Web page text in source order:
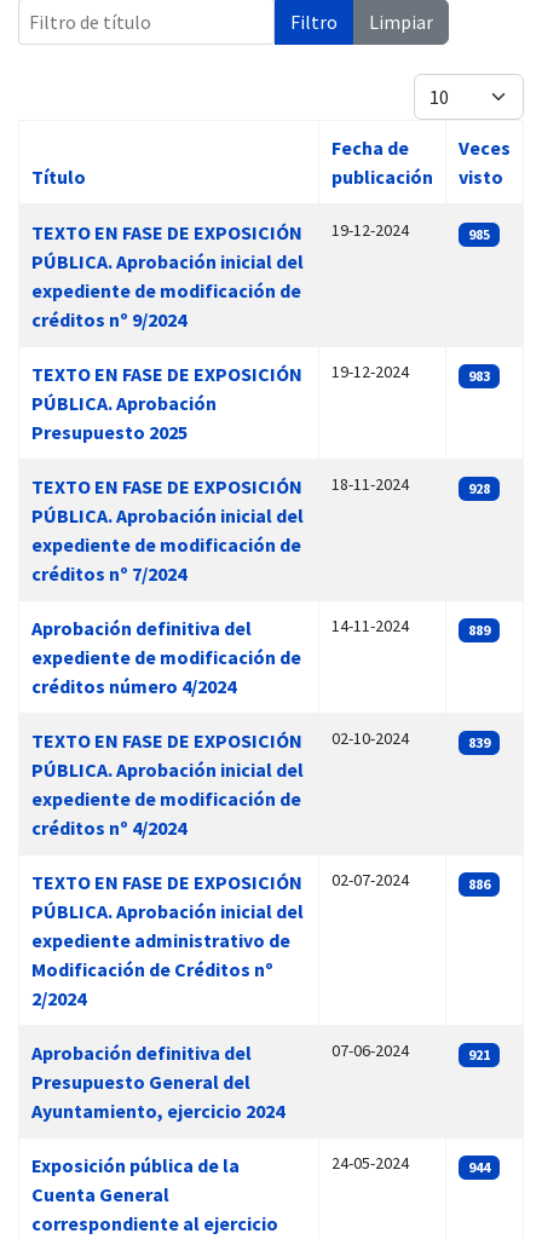
Filtro de título Filtro Limpiar
Cantidad
Título
Fecha de
publicación
Veces
visto
TEXTO EN FASE DE EXPOSICIÓN
PÚBLICA. Aprobación inicial del
expediente de modificación de
créditos nº 9/2024
19-12-2024 985
TEXTO EN FASE DE EXPOSICIÓN
PÚBLICA. Aprobación
Presupuesto 2025
19-12-2024 983
TEXTO EN FASE DE EXPOSICIÓN
PÚBLICA. Aprobación inicial del
expediente de modificación de
créditos nº 7/2024
18-11-2024 928
Aprobación definitiva del
expediente de modificación de
créditos número 4/2024
14-11-2024 889
TEXTO EN FASE DE EXPOSICIÓN
PÚBLICA. Aprobación inicial del
expediente de modificación de
créditos nº 4/2024
02-10-2024 839
TEXTO EN FASE DE EXPOSICIÓN
PÚBLICA. Aprobación inicial del
expediente administrativo de
Modificación de Créditos nº
2/2024
02-07-2024 886
Aprobación definitiva del
Presupuesto General del
Ayuntamiento, ejercicio 2024
07-06-2024 921
Exposición pública de la
Cuenta General
correspondiente al ejercicio
24-05-2024 944